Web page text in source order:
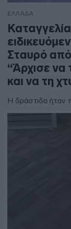
ΕΛΛΑΔΑ
Σταυρό
“Άρχισε να
και να τη
Η δράστιδα ήταν